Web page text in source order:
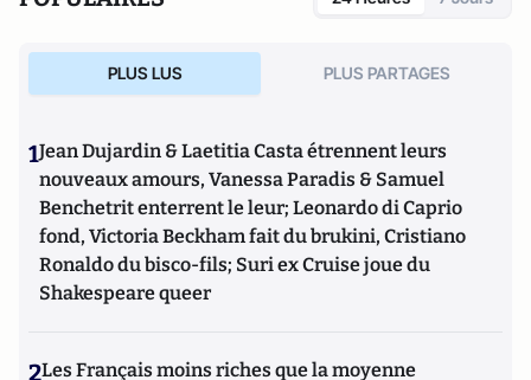
PLUS LUS PLUS PARTAGES
1Jean Dujardin & Laetitia Casta étrennent leurs
nouveaux amours, Vanessa Paradis & Samuel
Benchetrit enterrent le leur; Leonardo di Caprio
fond, Victoria Beckham fait du brukini, Cristiano
Ronaldo du bisco-fils; Suri ex Cruise joue du
Shakespeare queer
2Les Français moins riches que la moyenne